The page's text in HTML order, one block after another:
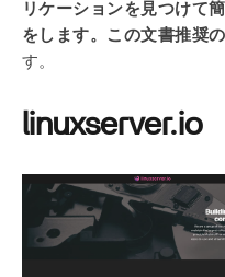
リケーションを見つけて
をします。この文書推奨
す。
linuxserver.io